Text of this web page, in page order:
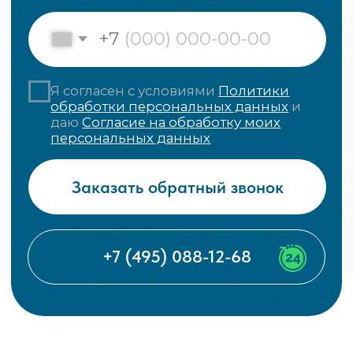
если кашель продолжается более 2-3 недель без
тенденции к улучшению. Хронический кашель
может быть симптомом серьёзных заболеваний:
астмы, туберкулёза, аномалий развития
Появление крови в мокроте, даже в виде
прожилок, всегда требует медицинского
обследования. Кровохарканье у детей
встречается редко, но может указывать на
Значительное ухудшение общего состояния
ребёнка: отказ от еды, вялость, сонливость,
нарушение сознания — повод для немедленного
обращения к врачу независимо от характера
Ночной кашель, нарушающий сон ребёнка более
недели, требует консультации специалиста для
исключения астмы, гастроэзофагеального
рефлюкса, других заболеваний.
Кашель в сочетании с потерей веса, снижением